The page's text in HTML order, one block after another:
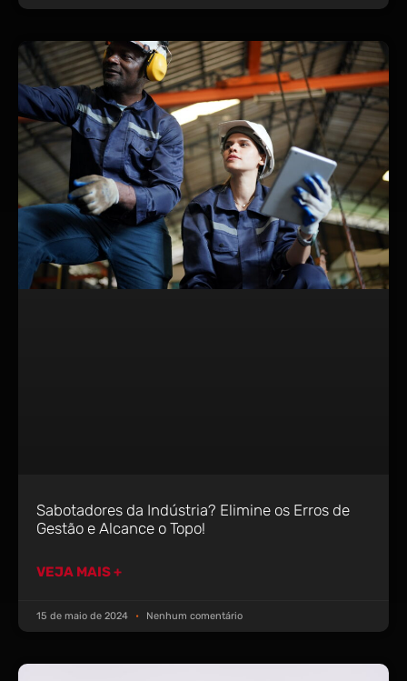
Sabotadores da Indústria? Elimine os Erros de
Gestão e Alcance o Topo!
VEJA MAIS +
15 de maio de 2024 Nenhum comentário